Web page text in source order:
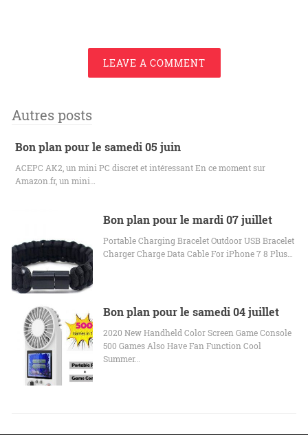
LEAVE A COMMENT
Autres posts
Bon plan pour le samedi 05 juin
ACEPC AK2, un mini PC discret et intéressant En ce moment sur
Amazon.fr, un mini…
Bon plan pour le mardi 07 juillet
Portable Charging Bracelet Outdoor USB Bracelet
Charger Charge Data Cable For iPhone 7 8 Plus…
Bon plan pour le samedi 04 juillet
2020 New Handheld Color Screen Game Console
500 Games Also Have Fan Function Cool
Summer…